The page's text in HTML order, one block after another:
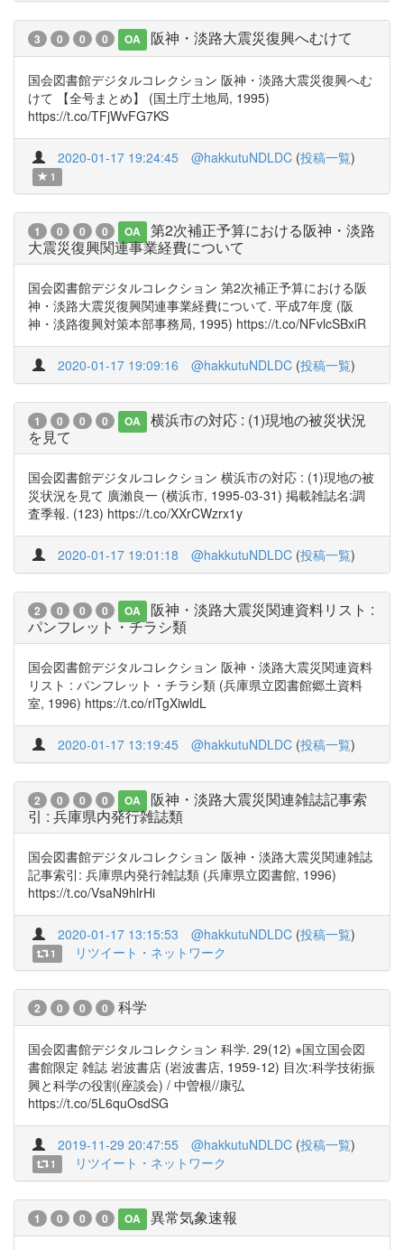
3 0 0 0 OA 阪神・淡路大震災復興へむけて
国会図書館デジタルコレクション 阪神・淡路大震災復興へむ
けて 【全号まとめ】 (国土庁土地局, 1995)
https://t.co/TFjWvFG7KS
2020-01-17 19:24:45 @hakkutuNDLDC (投稿一覧)
1
1 0 0 0 OA
第2次補正予算における阪神・淡路
大震災復興関連事業経費について
国会図書館デジタルコレクション 第2次補正予算における阪
神・淡路大震災復興関連事業経費について. 平成7年度 (阪
神・淡路復興対策本部事務局, 1995) https://t.co/NFvlcSBxiR
2020-01-17 19:09:16 @hakkutuNDLDC (投稿一覧)
1 0 0 0 OA
横浜市の対応 : (1)現地の被災状況
を見て
国会図書館デジタルコレクション 横浜市の対応 : (1)現地の被
災状況を見て 廣瀨良一 (横浜市, 1995-03-31) 掲載雑誌名:調
査季報. (123) https://t.co/XXrCWzrx1y
2020-01-17 19:01:18 @hakkutuNDLDC (投稿一覧)
2 0 0 0 OA
阪神・淡路大震災関連資料リスト :
パンフレット・チラシ類
国会図書館デジタルコレクション 阪神・淡路大震災関連資料
リスト : パンフレット・チラシ類 (兵庫県立図書館郷土資料
室, 1996) https://t.co/rlTgXiwldL
2020-01-17 13:19:45 @hakkutuNDLDC (投稿一覧)
2 0 0 0 OA
阪神・淡路大震災関連雑誌記事索
引 : 兵庫県内発行雑誌類
国会図書館デジタルコレクション 阪神・淡路大震災関連雑誌
記事索引: 兵庫県内発行雑誌類 (兵庫県立図書館, 1996)
https://t.co/VsaN9hlrHi
2020-01-17 13:15:53 @hakkutuNDLDC (投稿一覧)
1 リツイート・ネットワーク
2 0 0 0 科学
国会図書館デジタルコレクション 科学. 29(12) ※国立国会図
書館限定 雑誌 岩波書店 (岩波書店, 1959-12) 目次:科学技術振
興と科学の役割(座談会) / 中曽根//康弘
https://t.co/5L6quOsdSG
2019-11-29 20:47:55 @hakkutuNDLDC (投稿一覧)
1 リツイート・ネットワーク
1 0 0 0 OA 異常気象速報